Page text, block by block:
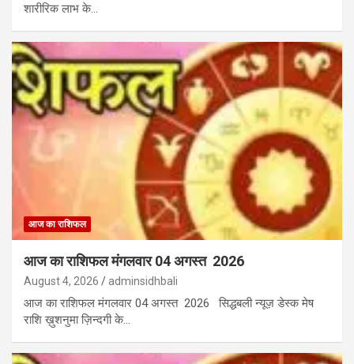
शारीरिक लाभ के…
आज का राशिफल
आज का राशिफल मंगलवार 04 अगस्त 2026
August 4, 2026 adminsidhbali
आज का राशिफल मंगलवार 04 अगस्त 2026 सिद्धबली न्यूज़ डेस्क मेष
राशि ख़ुशनुमा ज़िन्दगी के…